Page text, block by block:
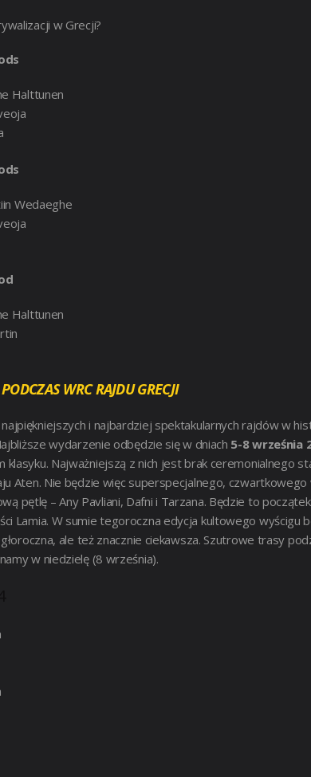
w Grecji?
Halttunen
Wedaeghe
Halttunen
WRC RAJDU GRECJI
najpiękniejszych i najbardziej spektakularnych rajdów w
wydarzenie odbędzie się w dniach 5-8 września
Najważniejszą z nich jest brak ceremonialnego
Aten. Nie będzie więc superspecjalnego,
pętlę – Any Pavliani, Dafni i Tarzana. Będzie to
Lamia. W sumie tegoroczna edycja kultowego wyścigu
ale też znacznie ciekawsza. Szutrowe trasy
w niedzielę (8 września).